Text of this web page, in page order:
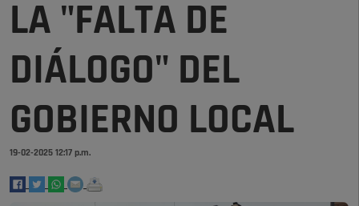
LA "FALTA DE
DIÁLOGO" DEL
GOBIERNO LOCAL
19-02-2025 12:17 p.m.